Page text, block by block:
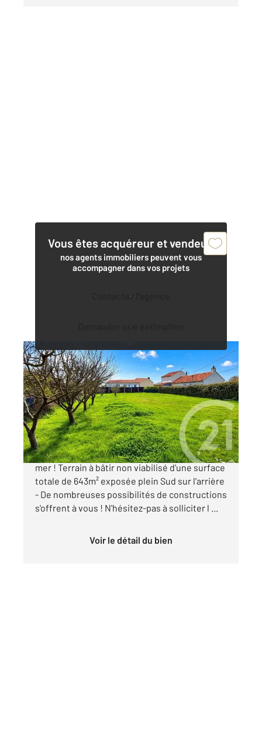
Vous êtes acquéreur et vendeur,
nos agents immobiliers peuvent vous
accompagner dans vos projets
Contacter l'agence
Demander une estimation
BRETIGNOLLES SUR MER 85
643 m2
Ref : 7799
Terrain à vendre
98 000 €
BRETIGNOLLES SUR MER - Située à 1Km de la
mer ! Terrain à bâtir non viabilisé d'une surface
totale de 643m² exposée plein Sud sur l'arrière
- De nombreuses possibilités de constructions
s'offrent à vous ! N'hésitez-pas à solliciter l ...
Voir le détail du bien